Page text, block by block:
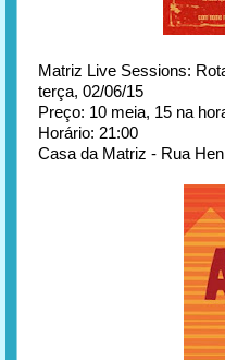
Matriz Live Sessions:
terça, 02/06/15
Preço: 10 meia, 15 na
Horário: 21:00
Casa da Matriz - Rua